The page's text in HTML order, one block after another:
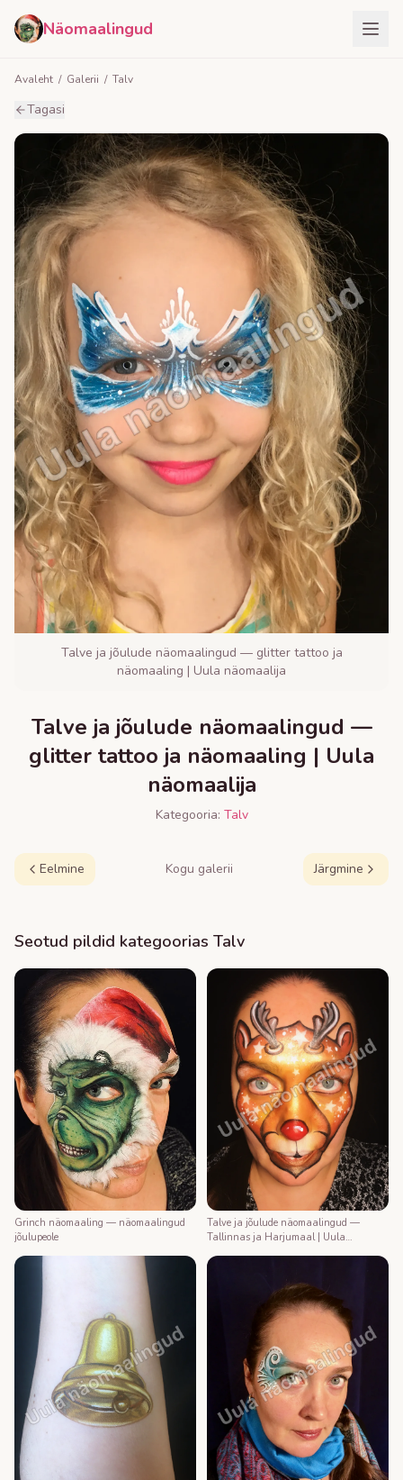
Näomaalingud
Avaleht / Galerii / Talv
Tagasi
Talve ja jõulude näomaalingud — glitter tattoo ja
näomaaling | Uula näomaalija
Talve ja jõulude näomaalingud —
glitter tattoo ja näomaaling | Uula
näomaalija
Kategooria: Talv
Eelmine Kogu galerii Järgmine
Seotud pildid kategoorias Talv
Grinch näomaaling — näomaalingud
jõulupeole
Talve ja jõulude näomaalingud —
Tallinnas ja Harjumaal | Uula